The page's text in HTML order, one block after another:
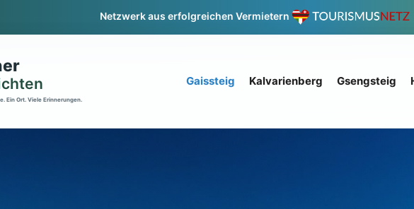
Netzwerk aus erfolgreichen Vermietern
Gaissteig Kalvarienberg Gsengsteig